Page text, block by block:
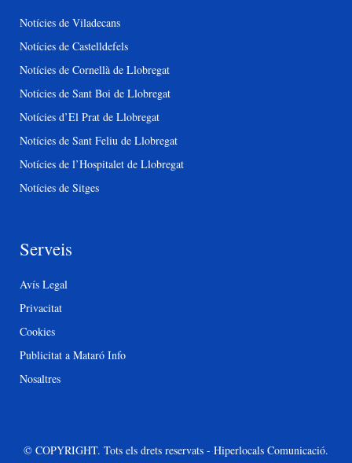
Notícies de Viladecans
Notícies de Castelldefels
Notícies de Cornellà de Llobregat
Notícies de Sant Boi de Llobregat
Notícies d’El Prat de Llobregat
Notícies de Sant Feliu de Llobregat
Notícies de l’Hospitalet de Llobregat
Notícies de Sitges
Serveis
Avís Legal
Privacitat
Cookies
Publicitat a Mataró Info
Nosaltres
© COPYRIGHT. Tots els drets reservats - Hiperlocals Comunicació.